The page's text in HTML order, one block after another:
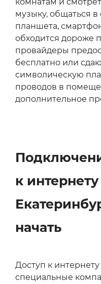
музыку, общаться в
планшета,
обходится дороже
провайдеры
бесплатно или
символическую
проводов в
дополнительное
к интернету
начать
Доступ к
специальные